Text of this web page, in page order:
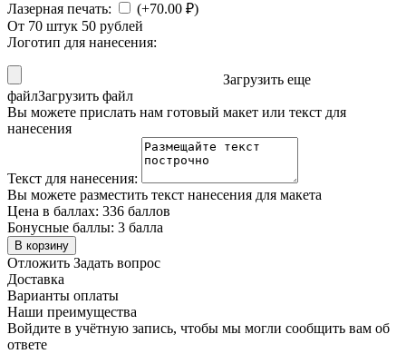
Лазерная печать: (+70.00 ₽)
От 70 штук 50 рублей
Логотип для нанесения:
Загрузить еще
файлЗагрузить файл
Вы можете прислать нам готовый макет или текст для
нанесения
Текст для нанесения:
Вы можете разместить текст нанесения для макета
Цена в баллах: 336 баллов
Бонусные баллы: 3 балла
В корзину
Отложить Задать вопрос
Доставка
Варианты оплаты
Наши преимущества
Войдите в учётную запись, чтобы мы могли сообщить вам об
ответе